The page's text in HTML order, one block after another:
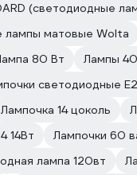
(светодиодные
лампы матовые Wolta
80 Вт Лампы
светодиодные
Лампочка 14 цоколь
14Вт Лампочки 60
лампа 120вт